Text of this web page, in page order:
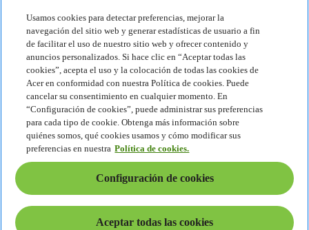
Sostenibilidad
Sostenibilidad
Responsabilidad social corporativa
Huella de carbono del producto
Proyecto Humanity
Earthion
Política de privacidad
Política de cookies
Aviso legal
Información legal adicional
Política de accesibilidad
Configuración de cookies
América Latina - Español
Usamos cookies para detectar preferencias, mejorar la
navegación del sitio web y generar estadísticas de usuario a fin
de facilitar el uso de nuestro sitio web y ofrecer contenido y
anuncios personalizados. Si hace clic en “Aceptar todas las
cookies”, acepta el uso y la colocación de todas las cookies de
Acer en conformidad con nuestra Política de cookies. Puede
cancelar su consentimiento en cualquier momento. En
“Configuración de cookies”, puede administrar sus preferencias
para cada tipo de cookie. Obtenga más información sobre
quiénes somos, qué cookies usamos y cómo modificar sus
preferencias en nuestra Política de cookies.
Configuración de cookies
Aceptar todas las cookies